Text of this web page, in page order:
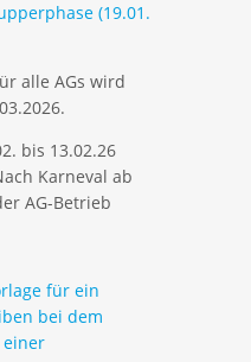
(19.01.
alle AGs wird
bis 13.02.26
Karneval ab
AG-Betrieb
für ein
bei dem
einer